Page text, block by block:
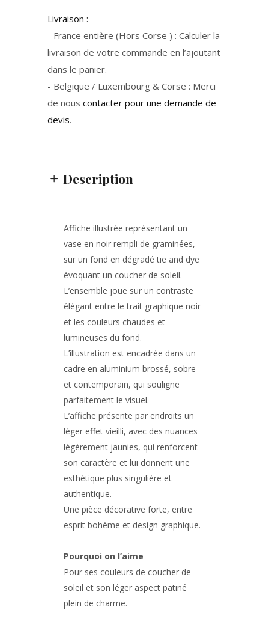
Livraison :
- France entière (Hors Corse ) : Calculer la
livraison de votre commande en l’ajoutant
dans le panier.
- Belgique / Luxembourg & Corse : Merci
de nous contacter pour une demande de
devis.
Description
Affiche illustrée représentant un
vase en noir rempli de graminées,
sur un fond en dégradé tie and dye
évoquant un coucher de soleil.
L’ensemble joue sur un contraste
élégant entre le trait graphique noir
et les couleurs chaudes et
lumineuses du fond.
L’illustration est encadrée dans un
cadre en aluminium brossé, sobre
et contemporain, qui souligne
parfaitement le visuel.
L’affiche présente par endroits un
léger effet vieilli, avec des nuances
légèrement jaunies, qui renforcent
son caractère et lui donnent une
esthétique plus singulière et
authentique.
Une pièce décorative forte, entre
esprit bohème et design graphique.
Pourquoi on l’aime
Pour ses couleurs de coucher de
soleil et son léger aspect patiné
plein de charme.